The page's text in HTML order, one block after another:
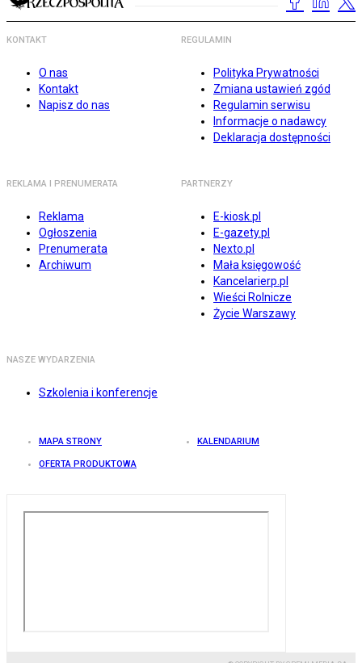
KONTAKT
O nas
Kontakt
Napisz do nas
REGULAMIN
Polityka Prywatności
Zmiana ustawień zgód
Regulamin serwisu
Informacje o nadawcy
Deklaracja dostępności
REKLAMA I PRENUMERATA
Reklama
Ogłoszenia
Prenumerata
Archiwum
PARTNERZY
E-kiosk.pl
E-gazety.pl
Nexto.pl
Mała księgowość
Kancelarierp.pl
Wieści Rolnicze
Życie Warszawy
NASZE WYDARZENIA
Szkolenia i konferencje
MAPA STRONY KALENDARIUM
OFERTA PRODUKTOWA